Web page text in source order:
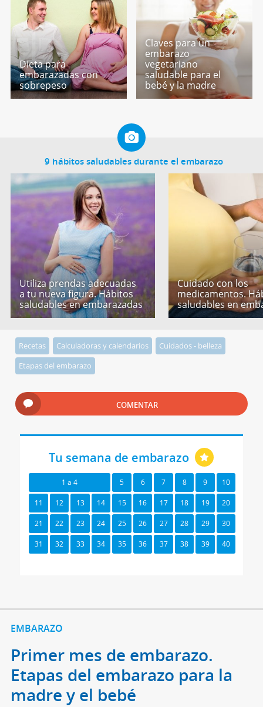
Dieta para
embarazadas con
sobrepeso
Claves para un
embarazo
vegetariano
saludable para el
bebé y la madre
9 hábitos saludables durante el embarazo
Utiliza prendas adecuadas
a tu nueva figura. Hábitos
saludables en embarazadas
Cuidado con los
medicamentos.
saludables en
Recetas Calculadoras y calendarios
Cuidados - belleza
Etapas del embarazo
COMENTAR
Tu semana de embarazo
1 a 4 5 6 7 8 9 10
11 12 13 14 15 16 17 18 19 20
21 22 23 24 25 26 27 28 29 30
31 32 33 34 35 36 37 38 39 40
EMBARAZO
Primer mes de embarazo.
Etapas del embarazo para la
madre y el bebé